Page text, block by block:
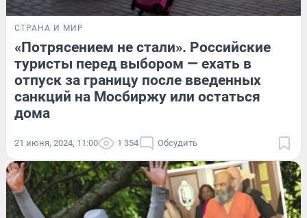
СТРАНА И МИР
«Потрясением не стали». Российские
туристы перед выбором — ехать в
отпуск за границу после введенных
санкций на Мосбиржу или остаться
дома
21 июня, 2024, 11:00 1 354 Обсудить